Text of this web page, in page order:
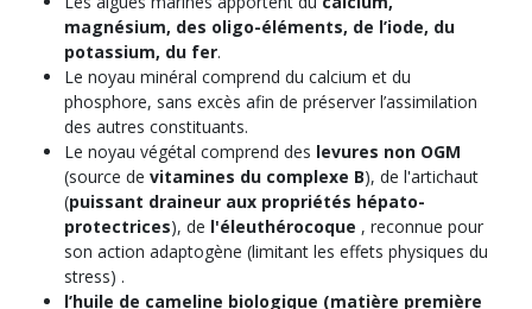
magnésium, des oligo-éléments, de l’iode, du
potassium, du fer.
Le noyau minéral comprend du calcium et du
phosphore, sans excès afin de préserver l’assimilation
des autres constituants.
Le noyau végétal comprend des levures non OGM
(source devitamines du complexe B), de l'artichaut
(puissant draineur aux propriétés hépato-
protectrices), de l'éleuthérocoque , reconnue pour
son action adaptogène (limitant les effets physiques du
stress) .
l’huile de cameline biologique (matière première